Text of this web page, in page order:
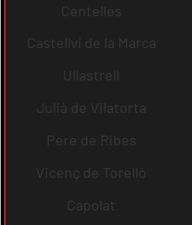
Centelles
Castellví de la Marca
Ullastrell
Julià de Vilatorta
Pere de Ribes
Vicenç de Torelló
Capolat